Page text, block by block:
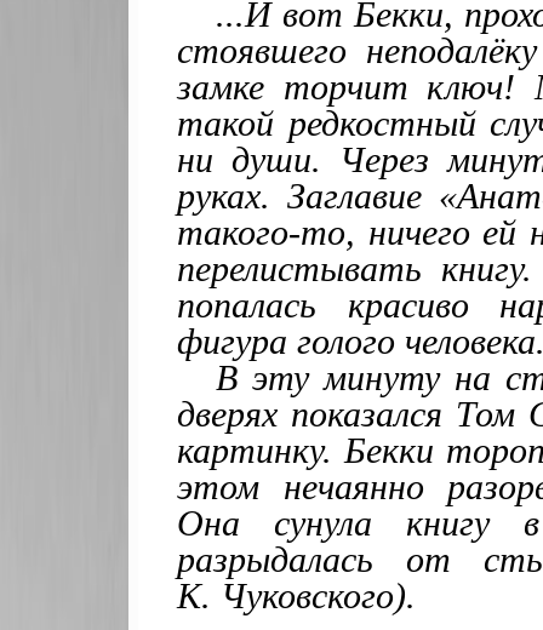
...И вот Бекки,
стоявшего
замке торчит ключ!
такой редкостный
ни души. Через
руках. Заглавие
такого-то, ничего ей
перелистывать
попалась красиво
фигура голого
В эту минуту на
дверях показался Том
картинку. Бекки
этом нечаянно
Она сунула книгу
разрыдалась от
К. Чуковского).